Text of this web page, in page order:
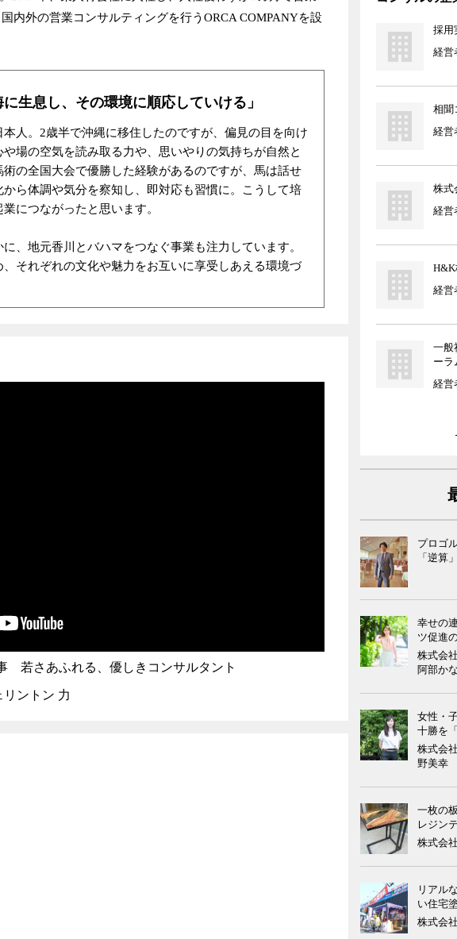
内外の営業コンサルティングを行うORCA COMPANYを設
に生息し、その環境に順応していける」
人。2歳半で沖縄に移住したのですが、偏見の目を向け
場の空気を読み取る力や、思いやりの気持ちが自然と
の全国大会で優勝した経験があるのですが、馬は話せ
から体調や気分を察知し、即対応も習慣に。こうして培
につながったと思います。
、地元香川とバハマをつなぐ事業も注力しています。
、それぞれの文化や魅力をお互いに享受しあえる環境づ
若さあふれる、優しきコンサルタント
ントン 力
採用
経営
相聞
経営
株式
経営
H&K
経営
一般
ーラ
経営
プロゴ
「逆算
幸せの
ツ促進
株式会
阿部か
女性・
十勝を
株式会
野美幸
一枚の
レジン
株式会
リアル
い住宅
株式会